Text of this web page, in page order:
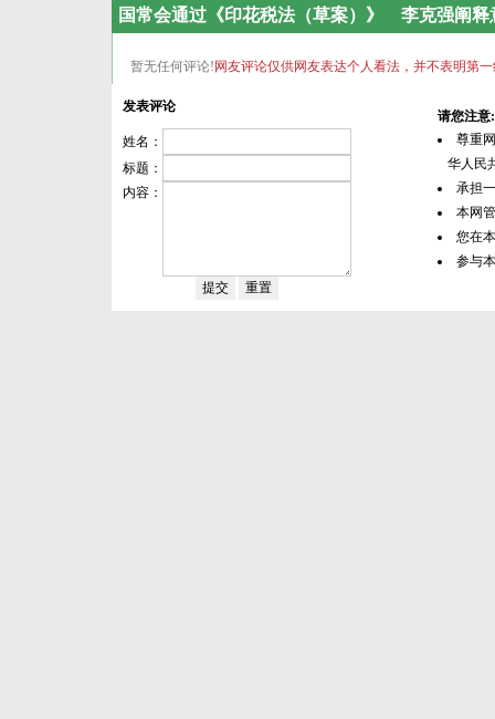
国常会通过《印花税法（草案）》 李克强阐释
暂无任何评论! 网友评论仅供网友表达个人看法，并不表明第
发表评论
姓名：
标题：
内容：
请您注意:
尊重
华人民
承担
本网
您在
参与